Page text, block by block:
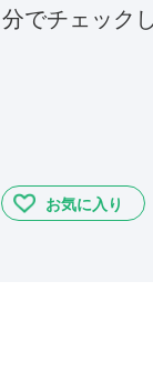
でチェック
お気に入り